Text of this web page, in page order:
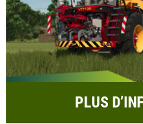
PLUS